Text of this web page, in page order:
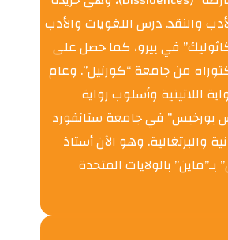
والنقد. درس اللغويات والأدب
في بيرو، كما حصل على
من جامعة “كورنيل”. وعام
اللاتينية وأسلوب رواية
بورخيس” في جامعة ستانفورد
والبرتغالية. وهو الآن أستاذ
بالولايات المتحدة